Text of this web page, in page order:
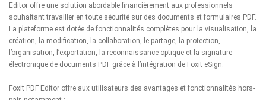
Editor offre une solution abordable financièrement aux professionnels
souhaitant travailler en toute sécurité sur des documents et formulaires PDF.
La plateforme est dotée de fonctionnalités complètes pour la visualisation, la
création, la modification, la collaboration, le partage, la protection,
l’organisation, l’exportation, la reconnaissance optique et la signature
électronique de documents PDF grâce à l’intégration de Foxit eSign.
Foxit PDF Editor offre aux utilisateurs des avantages et fonctionnalités hors-